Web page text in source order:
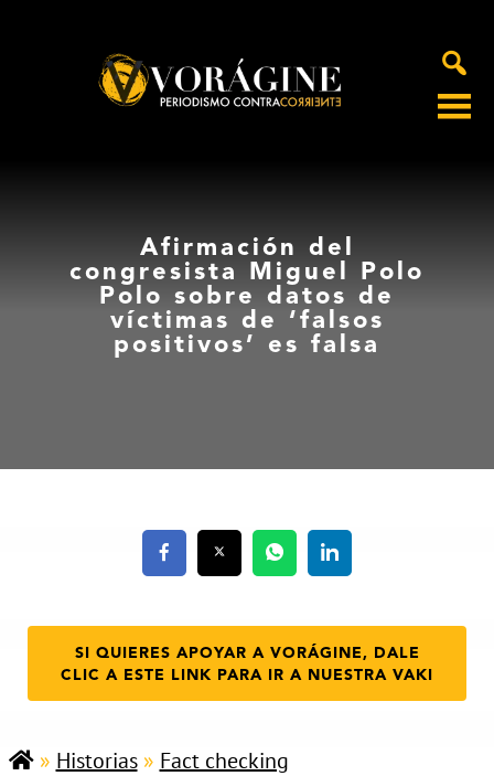
Afirmación del
congresista Miguel Polo
Polo sobre datos de
víctimas de ‘falsos
positivos’ es falsa
SI QUIERES APOYAR A VORÁGINE, DALE
CLIC A ESTE LINK PARA IR A NUESTRA VAKI
» Historias» Fact checking